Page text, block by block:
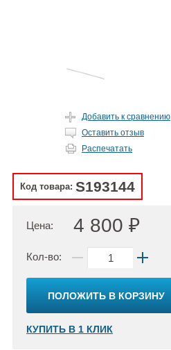
Добавить к сравнению
Оставить отзыв
Распечатать
Код товара: S193144
Цена: 4 800 ₽
Кол-во:
ПОЛОЖИТЬ В КОРЗИНУ
КУПИТЬ В 1 КЛИК